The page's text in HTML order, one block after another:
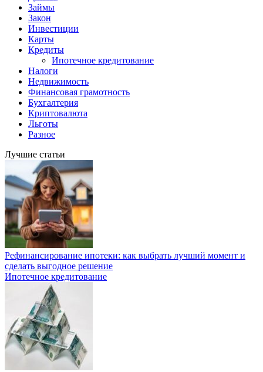
Займы
Закон
Инвестиции
Карты
Кредиты
Ипотечное кредитование
Налоги
Недвижимость
Финансовая грамотность
Бухгалтерия
Криптовалюта
Льготы
Разное
Лучшие статьи
Рефинансирование ипотеки: как выбрать лучший момент и
сделать выгодное решение
Ипотечное кредитование